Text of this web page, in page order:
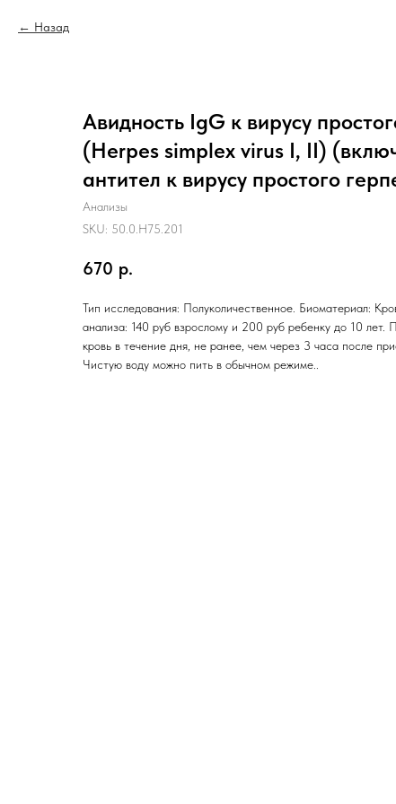
Назад
Авидность IgG к вирусу
(Herpes simplex virus I, II)
антител к вирусу простого
Анализы
SKU: 50.0.H75.201
670 р.
Тип исследования: Полуколичественное. Биоматериал:
анализа: 140 руб взрослому и 200 руб ребенку до 10 лет.
кровь в течение дня, не ранее, чем через 3 часа после
Чистую воду можно пить в обычном режиме..